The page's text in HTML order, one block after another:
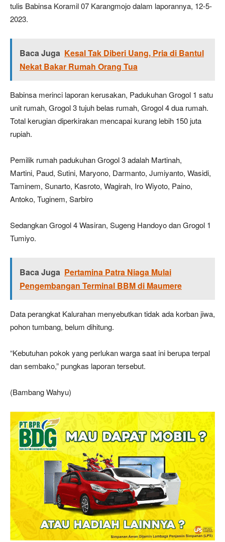
tulis Babinsa Koramil 07 Karangmojo dalam laporannya, 12-5-
2023.
Baca Juga Kesal Tak Diberi Uang, Pria di Bantul
Nekat Bakar Rumah Orang Tua
Babinsa merinci laporan kerusakan, Padukuhan Grogol 1 satu
unit rumah, Grogol 3 tujuh belas rumah, Grogol 4 dua rumah.
Total kerugian diperkirakan mencapai kurang lebih 150 juta
rupiah.
Pemilik rumah padukuhan Grogol 3 adalah Martinah,
Martini, Paud, Sutini, Maryono, Darmanto, Jumiyanto, Wasidi,
Taminem, Sunarto, Kasroto, Wagirah, Iro Wiyoto, Paino,
Antoko, Tuginem, Sarbiro
Sedangkan Grogol 4 Wasiran, Sugeng Handoyo dan Grogol 1
Tumiyo.
Baca Juga Pertamina Patra Niaga Mulai
Pengembangan Terminal BBM di Maumere
Data perangkat Kalurahan menyebutkan tidak ada korban jiwa,
pohon tumbang, belum dihitung.
“Kebutuhan pokok yang perlukan warga saat ini berupa terpal
dan sembako,” pungkas laporan tersebut.
(Bambang Wahyu)